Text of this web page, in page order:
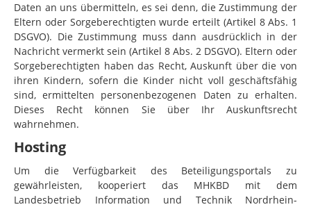
Daten an uns übermitteln, es sei denn, die Zustimmung der
Eltern oder Sorgeberechtigten wurde erteilt (Artikel 8 Abs. 1
DSGVO). Die Zustimmung muss dann ausdrücklich in der
Nachricht vermerkt sein (Artikel 8 Abs. 2 DSGVO). Eltern oder
Sorgeberechtigten haben das Recht, Auskunft über die von
ihren Kindern, sofern die Kinder nicht voll geschäftsfähig
sind, ermittelten personenbezogenen Daten zu erhalten.
Dieses Recht können Sie über Ihr Auskunftsrecht
wahrnehmen.
Hosting
Um die Verfügbarkeit des Beteiligungsportals zu
gewährleisten, kooperiert das MHKBD mit dem
Landesbetrieb Information und Technik Nordrhein-